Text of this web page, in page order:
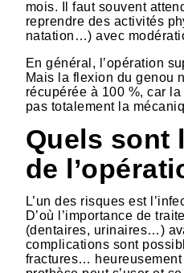
mois. Il faut souvent
reprendre des activités
natation…) avec
En général, l’opération
Mais la flexion du genou
récupérée à 100 %, car
pas totalement la
Quels sont
de
L’un des risques est
D’où l’importance de
(dentaires, urinaires…)
complications sont
fractures… heureusement